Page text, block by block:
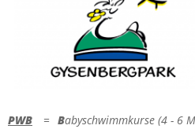
SCHWIMMKURSE
FERIEN-KURSE
ZUR HAUPTSEITE
PWB = Babyschwimmkurse (4 - 6